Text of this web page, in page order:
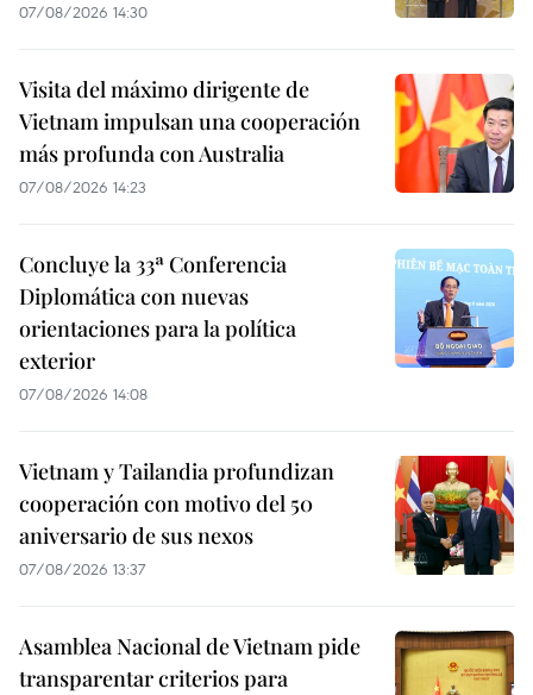
07/08/2026 14:30
Visita del máximo dirigente de
Vietnam impulsan una cooperación
más profunda con Australia
07/08/2026 14:23
Concluye la 33ª Conferencia
Diplomática con nuevas
orientaciones para la política
exterior
07/08/2026 14:08
Vietnam y Tailandia profundizan
cooperación con motivo del 50
aniversario de sus nexos
07/08/2026 13:37
Asamblea Nacional de Vietnam pide
transparentar criterios para